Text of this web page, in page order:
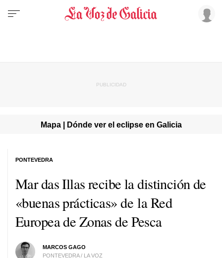
Mapa | Dónde ver el eclipse en Galicia
Mar das Illasrecibe la distinción de
«buenas prácticas» de la Red
Europea de Zonas de Pesca
MARCOS GAGO
PONTEVEDRA / LA VOZ
PONTEVEDRA